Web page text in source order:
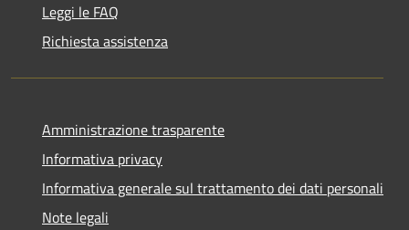
Leggi le FAQ
Richiesta assistenza
Amministrazione trasparente
Informativa privacy
Informativa generale sul trattamento dei dati personali
Note legali